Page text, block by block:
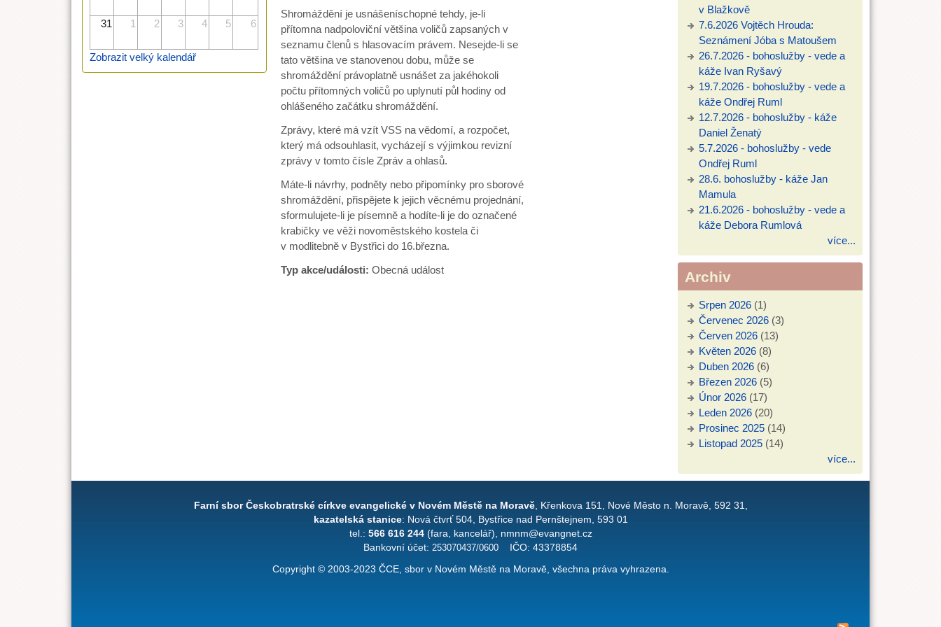
Shromáždění je usnášeníschopné tehdy, je-li
přítomna nadpoloviční většina voličů zapsaných v
seznamu členů s hlasovacím právem. Nesejde-li se
tato většina ve stanovenou dobu, může se
shromáždění právoplatně usnášet za jakéhokoli
počtu přítomných voličů po uplynutí půl hodiny od
ohlášeného začátku shromáždění.
Zprávy, které má vzít VSS na vědomí, a rozpočet,
který má odsouhlasit, vycházejí s výjimkou revizní
zprávy v tomto čísle Zpráv a ohlasů.
Máte-li návrhy, podněty nebo připomínky pro sborové
shromáždění, přispějete k jejich věcnému projednání,
sformulujete-li je písemně a hodíte-li je do označené
krabičky ve věži novoměstského kostela či
v modlitebně v Bystřici do 16.března.
Typ akce/události: Obecná událost
31 1 2 3 4 5 6
Zobrazit velký kalendář
v Blažkově
7.6.2026 Vojtěch Hrouda:
Seznámení Jóba s Matoušem
26.7.2026 - bohoslužby - vede a
káže Ivan Ryšavý
19.7.2026 - bohoslužby - vede a
káže Ondřej Ruml
12.7.2026 - bohoslužby - káže
Daniel Ženatý
5.7.2026 - bohoslužby - vede
Ondřej Ruml
28.6. bohoslužby - káže Jan
Mamula
21.6.2026 - bohoslužby - vede a
káže Debora Rumlová
více...
Archiv
Srpen 2026 (1)
Červenec 2026 (3)
Červen 2026 (13)
Květen 2026 (8)
Duben 2026 (6)
Březen 2026 (5)
Únor 2026 (17)
Leden 2026 (20)
Prosinec 2025 (14)
Listopad 2025 (14)
více...
Farní sbor Českobratrské církve evangelické v Novém Městě na Moravě, Křenkova 151, Nové Město n. Moravě, 592 31,
kazatelská stanice: Nová čtvrť 504, Bystřice nad Pernštejnem, 593 01
tel.: 566 616 244(fara, kancelář), nmnm@evangnet.cz
Bankovní účet: 253070437/0600 IČO: 43378854
Copyright © 2003-2023 ČCE, sbor v Novém Městě na Moravě, všechna práva vyhrazena.